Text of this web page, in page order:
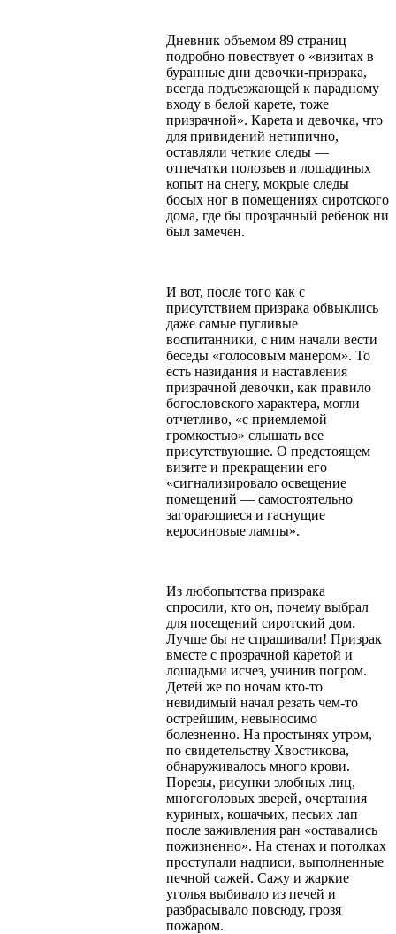
Дневник объемом 89 страниц
подробно повествует о «визитах в
буранные дни девочки-призрака,
всегда подъезжающей к парадному
входу в белой карете, тоже
призрачной». Карета и девочка, что
для привидений нетипично,
оставляли четкие следы —
отпечатки полозьев и лошадиных
копыт на снегу, мокрые следы
босых ног в помещениях сиротского
дома, где бы прозрачный ребенок ни
был замечен.
И вот, после того как с
присутствием призрака обвыклись
даже самые пугливые
воспитанники, с ним начали вести
беседы «голосовым манером». То
есть назидания и наставления
призрачной девочки, как правило
богословского характера, могли
отчетливо, «с приемлемой
громкостью» слышать все
присутствующие. О предстоящем
визите и прекращении его
«сигнализировало освещение
помещений — самостоятельно
загорающиеся и гаснущие
керосиновые лампы».
Из любопытства призрака
спросили, кто он, почему выбрал
для посещений сиротский дом.
Лучше бы не спрашивали! Призрак
вместе с прозрачной каретой и
лошадьми исчез, учинив погром.
Детей же по ночам кто-то
невидимый начал резать чем-то
острейшим, невыносимо
болезненно. На простынях утром,
по свидетельству Хвостикова,
обнаруживалось много крови.
Порезы, рисунки злобных лиц,
многоголовых зверей, очертания
куриных, кошачьих, песьих лап
после заживления ран «оставались
пожизненно». На стенах и потолках
проступали надписи, выполненные
печной сажей. Сажу и жаркие
уголья выбивало из печей и
разбрасывало повсюду, грозя
пожаром.